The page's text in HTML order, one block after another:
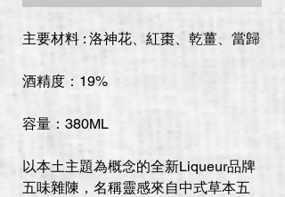
主要材料 : 洛神花、紅棗、乾薑、當歸
酒精度：19%
容量：380ML
以本土主題為概念的全新Liqueur品牌
五味雜陳，名稱靈感來自中式草本五